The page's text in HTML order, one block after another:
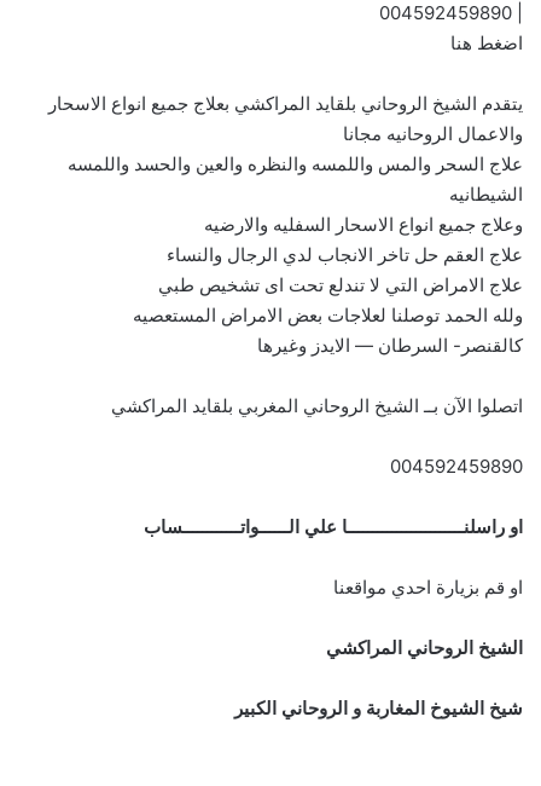
004592459890
اضغط هنا
يتقدم الشيخ الروحاني بلقايد المراكشي بعلاج جميع انواع الاسحار
والاعمال الروحانيه مجانا
علاج السحر والمس واللمسه والنظره والعين والحسد واللمسه
الشيطانيه
وعلاج جميع انواع الاسحار السفليه والارضيه
علاج العقم حل تاخر الانجاب لدي الرجال والنساء
علاج الامراض التي لا تندلع تحت اى تشخيص طبي
ولله الحمد توصلنا لعلاجات بعض الامراض المستعصيه
كالقنصر- السرطان — الايدز وغيرها
اتصلوا الآن بــ الشيخ الروحاني المغربي بلقايد المراكشي
004592459890
او راسلنــــــــــــــــــــــــا علي الــــــواتــــــــــــساب
او قم بزيارة احدي مواقعنا
الشيخ الروحاني المراكشي
شيخ الشيوخ المغاربة و الروحاني الكبير